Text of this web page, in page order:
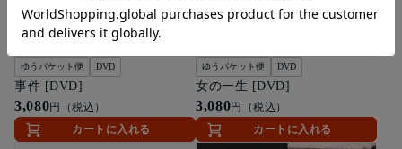
ゆうパケット便 DVD
事件 [DVD]
3,080円（税込）
カートに入れる
ゆうパケット便 DVD
女の一生 [DVD]
3,080円（税込）
カートに入れる